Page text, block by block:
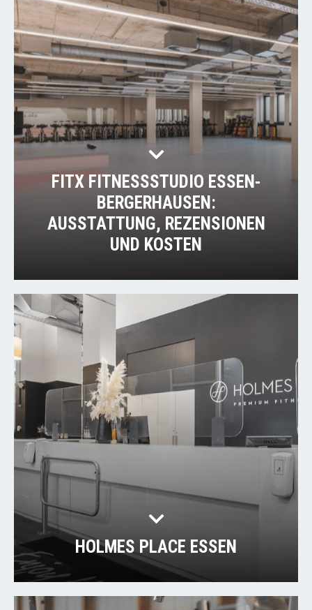
FITX FITNESSSTUDIO ESSEN-
BERGERHAUSEN:
AUSSTATTUNG, REZENSIONEN
UND KOSTEN
HOLMES PLACE ESSEN